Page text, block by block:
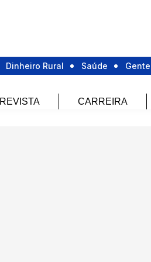
Dinheiro Rural Saúde Gente
REVISTA CARREIRA